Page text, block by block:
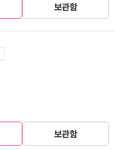
보관함
보관함